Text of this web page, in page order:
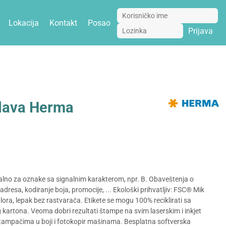
Lokacija Kontakt
Posao
Prijava
Herma
za oznake sa signalnim karakterom, npr. B. Obaveštenja o
kodiranje boja, promocije, ... Ekološki prihvatljiv: FSC® Mik
lepak bez rastvarača. Etikete se mogu 100% reciklirati sa
Veoma dobri rezultati štampe na svim laserskim i inkjet
u boji i fotokopir mašinama. Besplatna softverska